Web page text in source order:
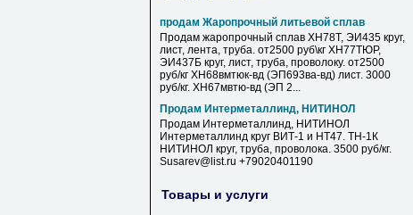
продам Жаропрочный литьевой сплав
Продам жаропрочный сплав ХН78Т, ЭИ435 круг,
лист, лента, труба. от2500 руб\кг ХН77ТЮР,
ЭИ437Б круг, лист, труба, проволоку. от2500
руб/кг ХН68вмтюк-вд (ЭП693ва-вд) лист. 3000
руб/кг. ХН67мвтю-вд (ЭП 2...
Продам Интерметаллинд, НИТИНОЛ
Продам Интерметаллинд, НИТИНОЛ
Интерметаллинд круг ВИТ-1 и НТ47. ТН-1К
НИТИНОЛ круг, труба, проволока. 3500 руб/кг.
Susarev@list.ru +79020401190
Товары и услуги